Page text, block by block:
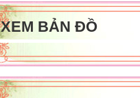
XEM BẢN ĐỒ